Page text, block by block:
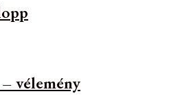
vélemény